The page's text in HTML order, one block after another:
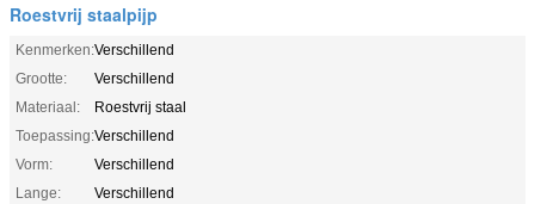
Roestvrij staalpijp
Kenmerken:Verschillend
Grootte:
Verschillend
Materiaal:
Roestvrij staal
Toepassing:Verschillend
Vorm:
Verschillend
Lange:
Verschillend